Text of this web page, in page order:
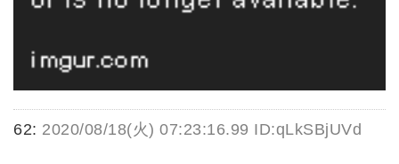
62: 2020/08/18(火) 07:23:16.99 ID:qLkSBjUVd